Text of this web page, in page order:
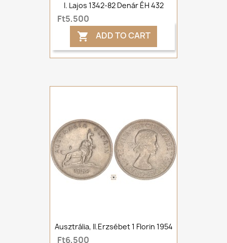
I. Lajos 1342-82 Denár ÉH 432
Ft5,500
 ADD TO CART
Ausztrália, II.Erzsébet 1 Florin 1954
Ft6,500